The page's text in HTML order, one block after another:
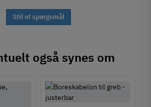
Stil et spørgsmål
også synes om